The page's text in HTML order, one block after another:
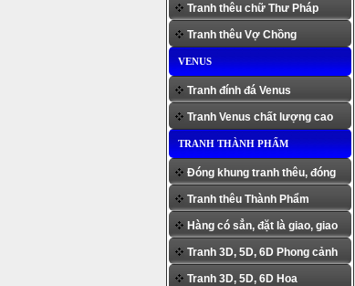
Tranh thêu chữ Thư Pháp
Tranh thêu Vợ Chồng
VENUS
Tranh đính đá Venus
Tranh Venus chất lượng cao
TRANH THÀNH PHẨM
Đóng khung tranh thêu, đóng
khung tranh đính đá
Tranh thêu Thành Phẩm
Hàng có sẳn, đặt là giao, giao
khi đặt
Tranh 3D, 5D, 6D Phong cảnh
Tranh 3D, 5D, 6D Hoa